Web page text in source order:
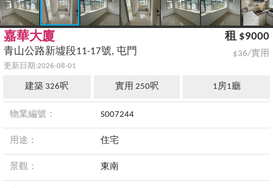
嘉華大廈
青山公路新墟段11-17號, 屯門
更新日期:2026-08-01
租 $9000
$36/實用
建築 326呎 實用 250呎 1房1廳
物業編號： S007244
用途： 住宅
景觀： 東南